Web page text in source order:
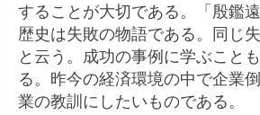
することが大切である。「殷鑑
歴史は失敗の物語である。同じ
と云う。成功の事例に学ぶこと
る。昨今の経済環境の中で企業
業の教訓にしたいものである。